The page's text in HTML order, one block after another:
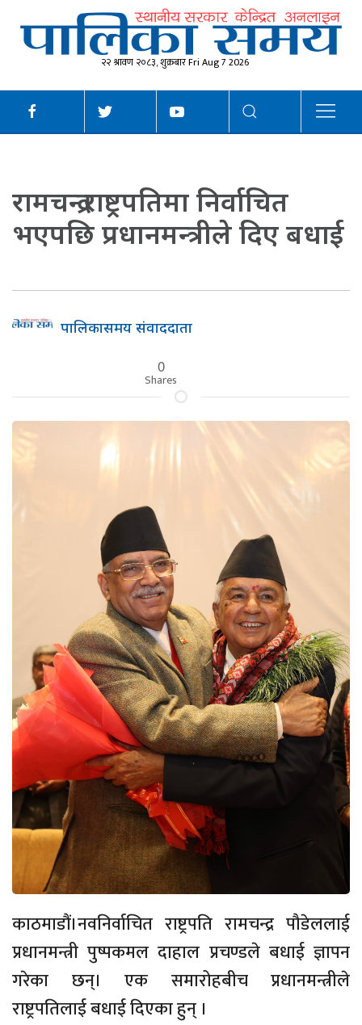
२२ श्रावण २०८३, शुक्रबार Fri Aug 7 2026
रामचन्द्र राष्ट्रपतिमा निर्वाचित
भएपछि प्रधानमन्त्रीले दिए बधाई
पालिकासमय संवाददाता
0
Shares
काठमाडौं।नवनिर्वाचित राष्ट्रपति रामचन्द्र पौडेललाई
प्रधानमन्त्री पुष्पकमल दाहाल प्रचण्डले बधाई ज्ञापन
गरेका छन्। एक समारोहबीच प्रधानमन्त्रीले
राष्ट्रपतिलाई बधाई दिएका हुन् ।